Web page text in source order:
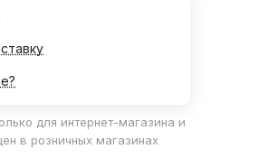
для интернет-магазина и
в розничных магазинах